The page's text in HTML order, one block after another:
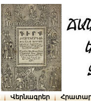
Վերնագրեր